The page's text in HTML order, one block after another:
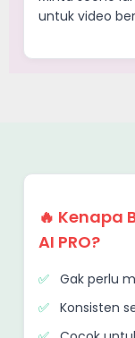
untuk video
🔥 Kenapa
AI PRO?
Gak perlu
Konsisten